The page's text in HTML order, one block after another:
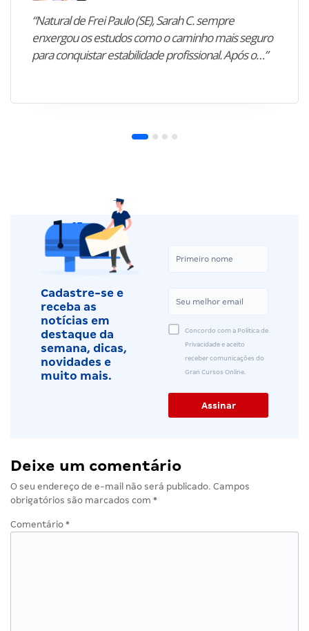
“Natural de Frei Paulo (SE), Sarah C. sempre
enxergou os estudos como o caminho mais seguro
para conquistar estabilidade profissional. Após o…”
Cadastre-se e
receba as
notícias em
destaque da
semana, dicas,
novidades e
muito mais.
Concordo com a Política de
Privacidade e aceito
receber comunicações do
Gran Cursos Online.
Deixe um comentário
O seu endereço de e-mail não será publicado. Campos
obrigatórios são marcados com *
Comentário *